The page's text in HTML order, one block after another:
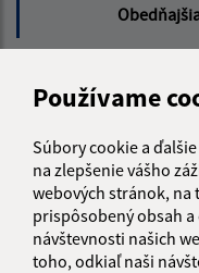
Používame
Súbory cookie a
na zlepšenie vášho
webových stránok, na
prispôsobený obsah
návštevnosti našich
toho, odkiaľ naši